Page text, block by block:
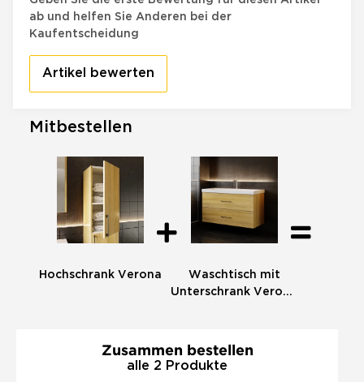
ab und helfen Sie Anderen bei der
Kaufentscheidung
Artikel bewerten
Mitbestellen
Hochschrank Verona
Waschtisch mit
Unterschrank Verona
Zusammen bestellen
alle 2 Produkte